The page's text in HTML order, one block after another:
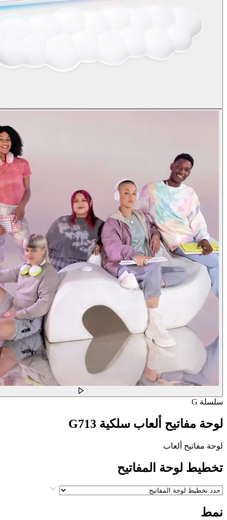
سلسلة G
لوحة مفاتيح ألعاب سلكية G713
لوحة مفاتيح ألعاب
تخطيط لوحة المفاتيح
نمط